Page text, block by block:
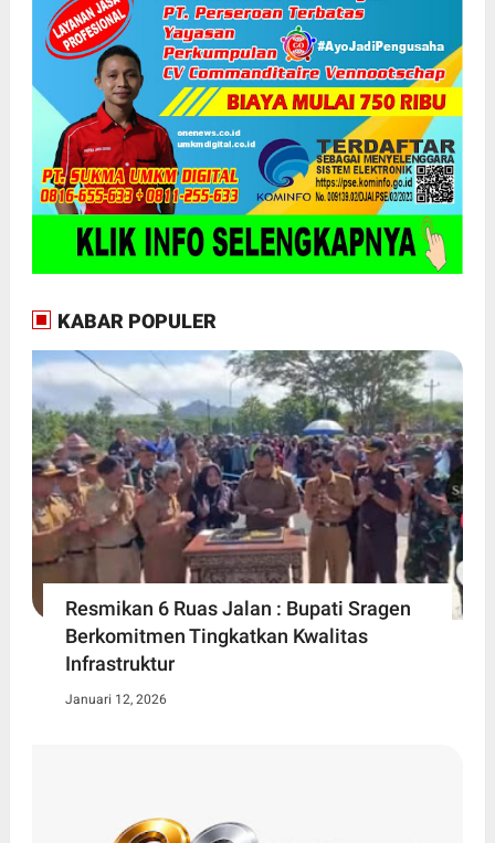
KABAR POPULER
Resmikan 6 Ruas Jalan : Bupati Sragen
Berkomitmen Tingkatkan Kwalitas
Infrastruktur
Januari 12, 2026